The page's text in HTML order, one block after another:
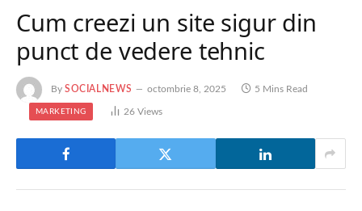
Cum creezi un site sigur din
punct de vedere tehnic
By SOCIALNEWS octombrie 8, 2025 5 Mins Read
MARKETING 26 Views